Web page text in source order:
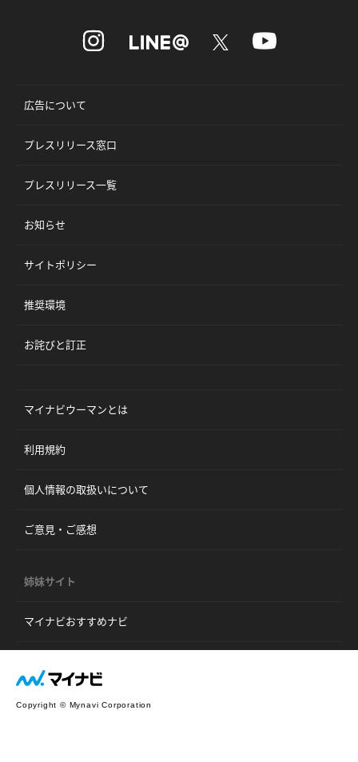
広告について
プレスリリース窓口
プレスリリース一覧
お知らせ
サイトポリシー
推奨環境
お詫びと訂正
マイナビウーマンとは
利用規約
個人情報の取扱いについて
ご意見・ご感想
姉妹サイト
マイナビおすすめナビ
Copyright © Mynavi Corporation